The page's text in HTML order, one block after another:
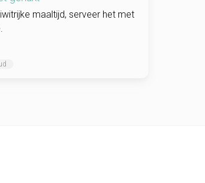
maaltijd, serveer het met